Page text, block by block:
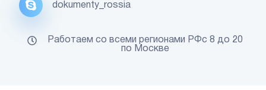
dokumenty_rossia
Работаем со всеми регионами РФс 8 до 20
по Москве